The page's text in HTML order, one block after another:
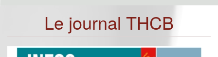
Le journal THCB